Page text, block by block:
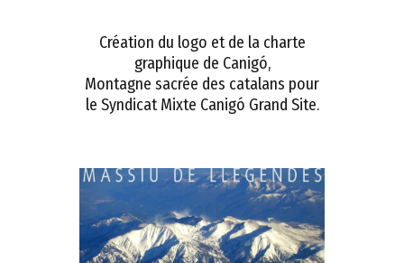
Création du logo et de la charte
graphique de Canigó,
Montagne sacrée des catalans pour
le Syndicat Mixte Canigó Grand Site.